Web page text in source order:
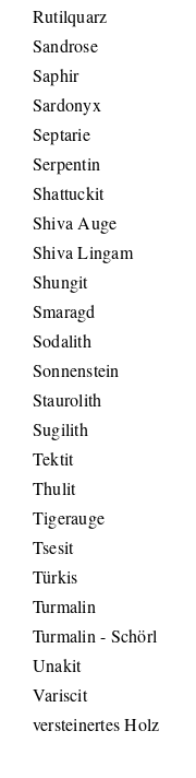
Rutilquarz
Sandrose
Saphir
Sardonyx
Septarie
Serpentin
Shattuckit
Shiva Auge
Shiva Lingam
Shungit
Smaragd
Sodalith
Sonnenstein
Staurolith
Sugilith
Tektit
Thulit
Tigerauge
Tsesit
Türkis
Turmalin
Turmalin - Schörl
Unakit
Variscit
versteinertes Holz